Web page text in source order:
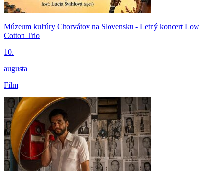
Múzeum kultúry Chorvátov na Slovensku - Letný koncert Low
Cotton Trio
10.
augusta
Film